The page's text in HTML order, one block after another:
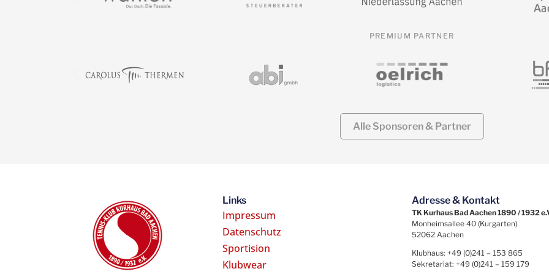
PREMIUM PARTNER
Alle Sponsoren & Partner
Links
Impressum
Datenschutz
Sportision
Klubwear
Adresse & Kontakt
TK Kurhaus Bad Aachen 1890 / 1932
Monheimsallee 40 (Kurgarten)
52062 Aachen
Klubhaus: +49 (0)241 – 153 865
Sekretariat: +49 (0)241 – 159 179